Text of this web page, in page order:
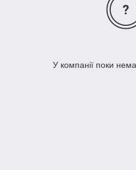
У компанії поки